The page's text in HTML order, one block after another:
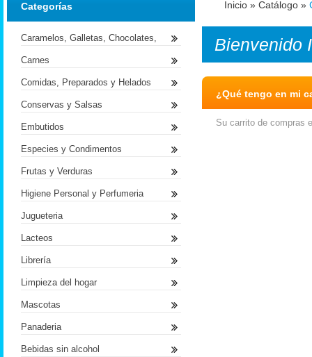
Inicio » Catálogo »
Bienvenido
¿Qué tengo en mi
Su carrito de compras
Categorías
Caramelos, Galletas, Chocolates,
Carnes
Comidas, Preparados y Helados
Conservas y Salsas
Embutidos
Especies y Condimentos
Frutas y Verduras
Higiene Personal y Perfumeria
Jugueteria
Lacteos
Librería
Limpieza del hogar
Mascotas
Panaderia
Bebidas sin alcohol